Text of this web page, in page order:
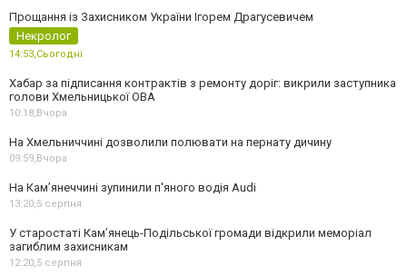
Прощання із Захисником України Ігорем Драгусевичем
Некролог
14:53,Сьогодні
Хабар за підписання контрактів з ремонту доріг: викрили заступника
голови Хмельницької ОВА
10:18,Вчора
На Хмельниччині дозволили полювати на пернату дичину
09:59,Вчора
На Камʼянеччині зупинили п'яного водія Audi
13:20,5 серпня
У старостаті Кам’янець-Подільської громади відкрили меморіал
загиблим захисникам
12:20,5 серпня